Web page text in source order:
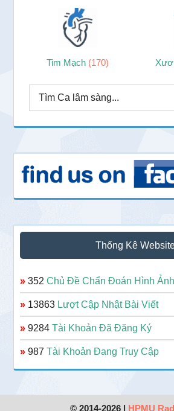
Tim Mạch (170)
Thống Kê
» 352Chủ Đề Chẩn Đoán Hình Ảnh
» 13863 Lượt Cập Nhật Bài Viết
» 9284Tài Khoản Đã Đăng Ký
» 987Tài Khoản Đang Truy Cập
© 2014-2026 | HPMU